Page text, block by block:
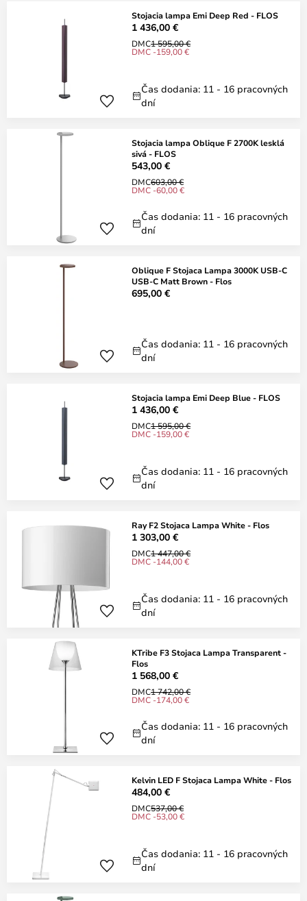
Stojacia lampa Emi Deep Red - FLOS
1 436,00 €
DMC1 595,00 €
DMC -159,00 €
Čas dodania: 11 - 16 pracovných
dní
Stojacia lampa Oblique F 2700K lesklá
sivá - FLOS
543,00 €
DMC603,00 €
DMC -60,00 €
Čas dodania: 11 - 16 pracovných
dní
Oblique F Stojaca Lampa 3000K USB-C
USB-C Matt Brown - Flos
695,00 €
Čas dodania: 11 - 16 pracovných
dní
Stojacia lampa Emi Deep Blue - FLOS
1 436,00 €
DMC1 595,00 €
DMC -159,00 €
Čas dodania: 11 - 16 pracovných
dní
Ray F2 Stojaca Lampa White - Flos
1 303,00 €
DMC1 447,00 €
DMC -144,00 €
Čas dodania: 11 - 16 pracovných
dní
KTribe F3 Stojaca Lampa Transparent -
Flos
1 568,00 €
DMC1 742,00 €
DMC -174,00 €
Čas dodania: 11 - 16 pracovných
dní
Kelvin LED F Stojaca Lampa White - Flos
484,00 €
DMC537,00 €
DMC -53,00 €
Čas dodania: 11 - 16 pracovných
dní